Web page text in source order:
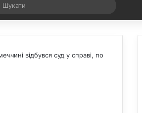
стаття
відбувся суд у справі, по